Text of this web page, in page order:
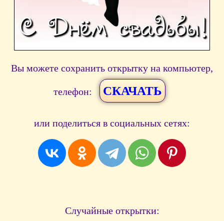
Вы можете сохранить открытку на компьютер,
телефон: СКАЧАТЬ
или поделиться в социальных сетях:
Случайные открытки: